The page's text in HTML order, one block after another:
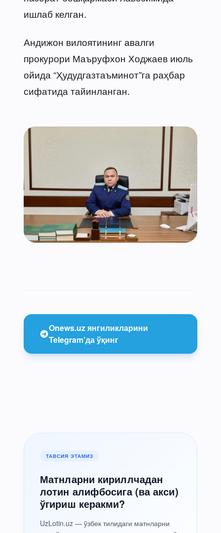
ишлаб келган.
Андижон вилоятининг авалги
прокурори Маъруфхон Ходжаев июль
ойида “Ҳудудгазтаъминот”га раҳбар
сифатида тайинланган.
Onews.uz янгиликларини
Telegram’да ўқинг
ТАВСИЯ ЭТАМИЗ
Матнларни кириллчадан
лотин алифбосига (ва акси)
ўгириш керакми?
UzLotin.uz — ўзбек тилидаги матнларни